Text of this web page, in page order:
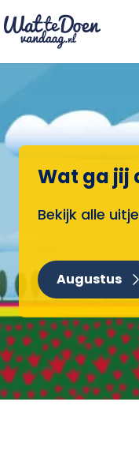
Wat ga jij
Bekijk alle
Augustus